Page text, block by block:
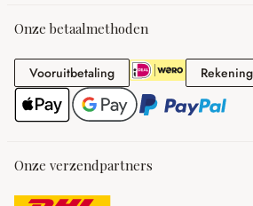
Onze betaalmethoden
VooruitbetalingVooruitbetaling Rekening
Onze verzendpartners